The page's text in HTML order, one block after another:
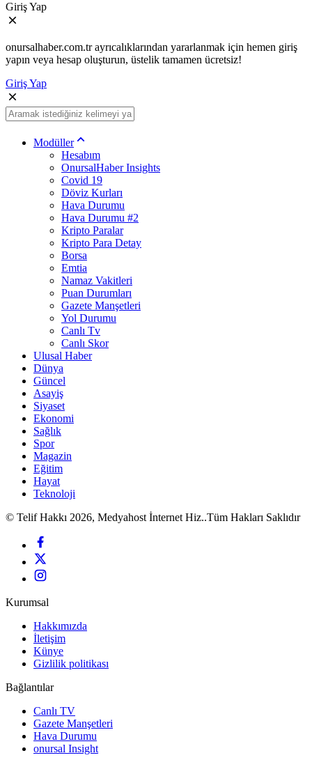
Giriş Yap
onursalhaber.com.tr ayrıcalıklarından yararlanmak için hemen giriş
yapın veya hesap oluşturun, üstelik tamamen ücretsiz!
Giriş Yap
Modüller
Hesabım
OnursalHaber Insights
Covid 19
Döviz Kurları
Hava Durumu
Hava Durumu #2
Kripto Paralar
Kripto Para Detay
Borsa
Emtia
Namaz Vakitleri
Puan Durumları
Gazete Manşetleri
Yol Durumu
Canlı Tv
Canlı Skor
Ulusal Haber
Dünya
Güncel
Asayiş
Siyaset
Ekonomi
Sağlık
Spor
Magazin
Eğitim
Hayat
Teknoloji
© Telif Hakkı 2026, Medyahost İnternet Hiz..Tüm Hakları Saklıdır
Kurumsal
Hakkımızda
İletişim
Künye
Gizlilik politikası
Bağlantılar
Canlı TV
Gazete Manşetleri
Hava Durumu
onursal Insight